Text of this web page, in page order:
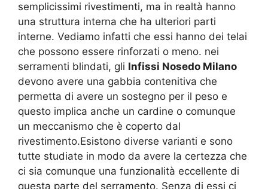
semplicissimi rivestimenti, ma in realtà hanno
una struttura interna che ha ulteriori parti
interne. Vediamo infatti che essi hanno dei telai
che possono essere rinforzati o meno. nei
serramenti blindati, gli Infissi Nosedo Milano
devono avere una gabbia contenitiva che
permetta di avere un sostegno per il peso e
questo implica anche un cardine o comunque
un meccanismo che è coperto dal
rivestimento.Esistono diverse varianti e sono
tutte studiate in modo da avere la certezza che
ci sia comunque una funzionalità eccellente di
questa parte del serramento. Senza di essi ci